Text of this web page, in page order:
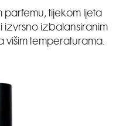
parfemu, tijekom ljeta
izbalansiranim
višim temperaturama.